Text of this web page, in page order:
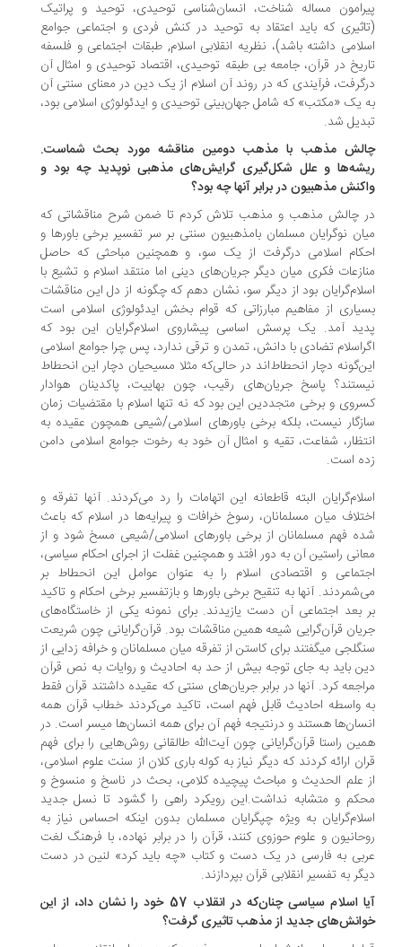
مساله شناخت، انسان‌شناسی توحیدی، توحید و پراتیک
که باید اعتقاد به توحید در کنش فردی و اجتماعی جوامع
داشته باشد)، نظریه انقلابی اسلام, طبقات اجتماعی و فلسفه
در قرآن، جامعه بی طبقه توحیدی، اقتصاد توحیدی و امثال آن
فرآیندی که در روند آن اسلام از یک دین در معنای سنتی آن
یک «مکتب» که شامل جهان‌بینی توحیدی و ایدئولوژی اسلامی بود،
شد.
مذهب با مذهب دومین مناقشه مورد بحث شماست.
و علل شکل‌گیری گرایش‌های مذهبی نوپدید چه بود و
مذهبیون در برابر آنها چه بود؟
چالش مذهب و مذهب تلاش کردم تا ضمن شرح مناقشاتی که
نوگرایان مسلمان بامذهبیون سنتی بر سر تفسیر برخی باورها و
اسلامی درگرفت از یک سو، و همچنین مباحثی که حاصل
فکری میان دیگر جریان‌های دینی اما منتقد اسلام و تشیع با
بود از دیگر سو، نشان دهم که چگونه از دل این مناقشات
از مفاهیم مبارزاتی که قوام بخش ایدئولوژی اسلامی است
آمد. یک پرسش اساسی پیشاروی اسلام‌گرایان این بود که
تضادی با دانش، تمدن و ترقی ندارد، پس چرا جوامع اسلامی
دچار انحطاط‌اند در حالی‌که مثلا مسیحیان دچار این انحطاط
پاسخ جریان‌های رقیب، چون بهاییت، پاکدینان هوادار
و برخی متجددین این بود که نه تنها اسلام با مقتضیات زمان
نیست، بلکه برخی باورهای اسلامی/شیعی همچون عقیده به
شفاعت، تقیه و امثال آن خود به رخوت جوامع اسلامی دامن
است.
البته قاطعانه این اتهامات را رد می‌کردند. آنها تفرقه و
میان مسلمانان، رسوخ خرافات و پیرایه‌ها در اسلام که باعث
فهم مسلمانان از برخی باورهای اسلامی/شیعی مسخ شود و از
راستین آن به دور افتد و همچنین غفلت از اجرای احکام سیاسی،
و اقتصادی اسلام را به عنوان عوامل این انحطاط بر
آنها به تنقیح برخی باورها و باز‌تفسیر برخی احکام و تاکید
بعد اجتماعی آن دست یازیدند. برای نمونه یکی از خاستگاه‌های
قرآن‌گرایی شیعه همین مناقشات بود. قرآن‌گرایانی چون شریعت
میگفتند برای کاستن از تفرقه میان مسلمانان و خرافه زدایی از
باید به جای توجه بیش از حد به احادیث و روایات به نص قرآن
کرد. آنها در برابر جریان‌های سنتی که عقیده داشتند قرآن فقط
واسطه احادیث قابل فهم است، تاکید می‌کردند خطاب قرآن همه
هستند و درنتیجه فهم آن برای همه انسان‌ها میسر است. در
راستا قرآن‌گرایانی چون آیت‌الله طالقانی روش‌هایی را برای فهم
ارائه کردند که دیگر نیاز به کوله باری کلان از سنت علوم اسلامی،
علم الحدیث و مباحث پیچیده کلامی، بحث در ناسخ و منسوخ و
و متشابه نداشت.این رویکرد راهی را گشود تا نسل جدید
به ویژه چپگرایان مسلمان بدون اینکه احساس نیاز به
و علوم حوزوی کنند، قرآن را در برابر نهاده، با فرهنگ لغت
به فارسی در یک دست و کتاب «چه باید کرد» لنین در دست
به تفسیر انقلابی قرآن بپردازند.
آیا اسلام سیاسی چنان‌که در انقلاب 57 خود را نشان داد، از این
جدید از مذهب تاثیری گرفت؟